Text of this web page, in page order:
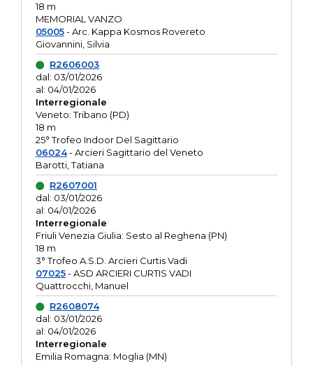
18 m
MEMORIAL VANZO
05005- Arc. Kappa Kosmos Rovereto
Giovannini, Silvia
R2606003
dal: 03/01/2026
al: 04/01/2026
Interregionale
Veneto: Tribano (PD)
18 m
25° Trofeo Indoor Del Sagittario
06024- Arcieri Sagittario del Veneto
Barotti, Tatiana
R2607001
dal: 03/01/2026
al: 04/01/2026
Interregionale
Friuli Venezia Giulia: Sesto al Reghena (PN)
18 m
3° Trofeo A.S.D. Arcieri Curtis Vadi
07025- ASD ARCIERI CURTIS VADI
Quattrocchi, Manuel
R2608074
dal: 03/01/2026
al: 04/01/2026
Interregionale
Emilia Romagna: Moglia (MN)